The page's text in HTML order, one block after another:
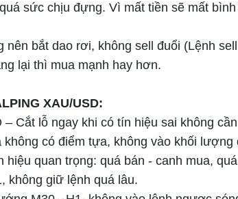
sức chịu đựng. Vì mất tiền sẽ mất
nên bắt dao rơi, không sell đuổi (Lệnh
lại thì mua mạnh hay hơn.
XAU/USD:
– Cắt lỗ ngay khi có tín hiệu sai không
không có điểm tựa, không vào khối lượng
hiệu quan trọng: quá bán - canh mua,
không giữ lệnh quá lâu.